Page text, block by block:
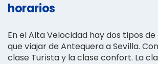
horarios
En el Alta Velocidad hay dos tipos de
que viajar de Antequera a Sevilla.
clase Turista y la clase confort. La